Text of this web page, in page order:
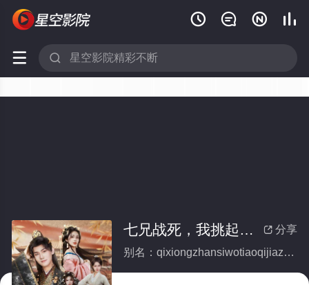
   
 
 分享
七兄战死，我挑起家族复兴重担(全集)
别名：qixiongzhansiwotiaoqijiazufuxingzhongdan